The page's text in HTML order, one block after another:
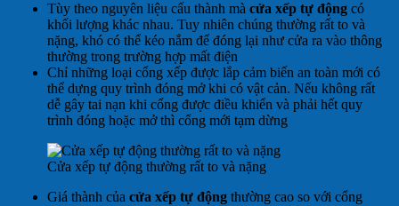
Tùy theo nguyên liệu cấu thành mà cửa xếp tự động có
khối lượng khác nhau. Tuy nhiên chúng thường rất to và
nặng, khó có thể kéo nắm để đóng lại như cửa ra vào thông
thường trong trường hợp mất điện
Chỉ những loại cổng xếp được lắp cảm biến an toàn mới có
thể dựng quy trình đóng mở khi có vật cản. Nếu không rất
dễ gây tai nạn khi cổng được điều khiển và phải hết quy
trình đóng hoặc mở thì cổng mới tạm dừng
Cửa xếp tự động thường rất to và nặng
Giá thành của cửa xếp tự động thường cao so với cổng